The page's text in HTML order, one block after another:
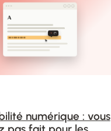
numérique : vous